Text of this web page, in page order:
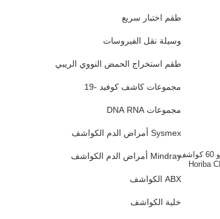
طقم اختبار سريع
وسيلة نقل الفيروسات
طقم استخراج الحمض النووي الريبي
مجموعات كاشف كوفيد -19
مجموعات DNA RNA
Sysmex أمراض الدم الكواشف
Mindray أمراض الدم الكواشف
ABX الكواشف
خلية الكواشف
كواشف ABX يمكن التخلص منها ميكرو 60 كواشف